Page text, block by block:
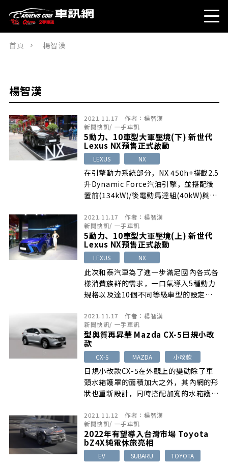
首頁 楊智漢
楊智漢
2021.11.17 作者： 楊智漢
新聞快訊/ 一手車訊
5動力、10車型大軍壓境(下) 新世代
Lexus NX預售正式啟動
LEXUS NX
在引擎動力系統部分，NX 450h+搭載2.5
升Dynamic Force汽油引擎，並搭配後
置前(134kW)/後電動馬達組(40kW)與電
309hp綜效最大馬力輸出，0~100km/h
加速6.3秒，純電模式下的最大行駛里程
約80km。
2021.11.17 作者： 楊智漢
新聞快訊/ 一手車訊
5動力、10車型大軍壓境(上) 新世代
Lexus NX預售正式啟動
LEXUS NX
此次和泰汽車為了進一步滿足國內各式各
樣消費族群的需求，一口氣導入5種動力
規格以及達10個不同等級車型的設定，
驅動選項供選擇。
2021.11.17 作者： 楊智漢
新聞快訊/ 一手車訊
型與質再昇華 Mazda CX-5日規小改
款
CX-5 MAZDA 小改款
日規小改款CX-5在外觀上的變動除了車
頭水箱護罩的面積加大之外，其內網的形
狀也重新設計，同時搭配加寬的水箱護罩
2021.11.12 作者： 楊智漢
新聞快訊/ 一手車訊
2022年有望導入台灣市場 Toyota
bZ4X純電休旅亮相
EV SUBARU TOYOTA